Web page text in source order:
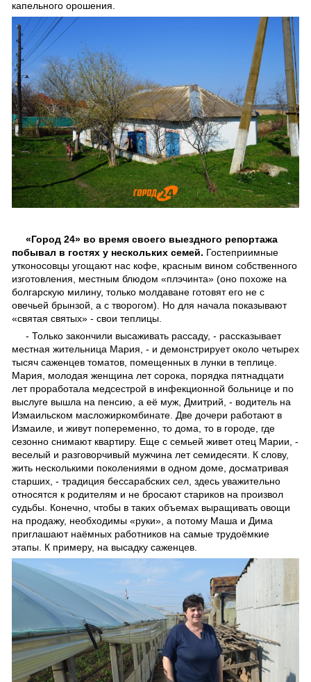
капельного орошения.
«Город 24» во время своего выездного репортажа
побывал в гостях у нескольких семей. Гостеприимные
утконосовцы угощают нас кофе, красным вином собственного
изготовления, местным блюдом «плэчинта» (оно похоже на
болгарскую милину, только молдаване готовят его не с
овечьей брынзой, а с творогом). Но для начала показывают
«святая святых» - свои теплицы.
- Только закончили высаживать рассаду, - рассказывает
местная жительница Мария, - и демонстрирует около четырех
тысяч саженцев томатов, помещенных в лунки в теплице.
Мария, молодая женщина лет сорока, порядка пятнадцати
лет проработала медсестрой в инфекционной больнице и по
выслуге вышла на пенсию, а её муж, Дмитрий, - водитель на
Измаильском масложиркомбинате. Две дочери работают в
Измаиле, и живут попеременно, то дома, то в городе, где
сезонно снимают квартиру. Еще с семьей живет отец Марии, -
веселый и разговорчивый мужчина лет семидесяти. К слову,
жить несколькими поколениями в одном доме, досматривая
старших, - традиция бессарабских сел, здесь уважительно
относятся к родителям и не бросают стариков на произвол
судьбы. Конечно, чтобы в таких объемах выращивать овощи
на продажу, необходимы «руки», а потому Маша и Дима
приглашают наёмных работников на самые трудоёмкие
этапы. К примеру, на высадку саженцев.